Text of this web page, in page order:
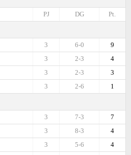
Pt.
DG
PJ
9
6-0
3
4
2-3
3
3
2-3
3
1
2-6
3
7
7-3
3
4
8-3
3
4
5-6
3